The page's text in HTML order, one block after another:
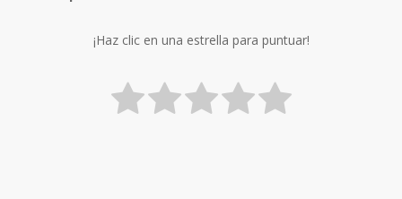
¡Haz clic en una estrella para puntuar!